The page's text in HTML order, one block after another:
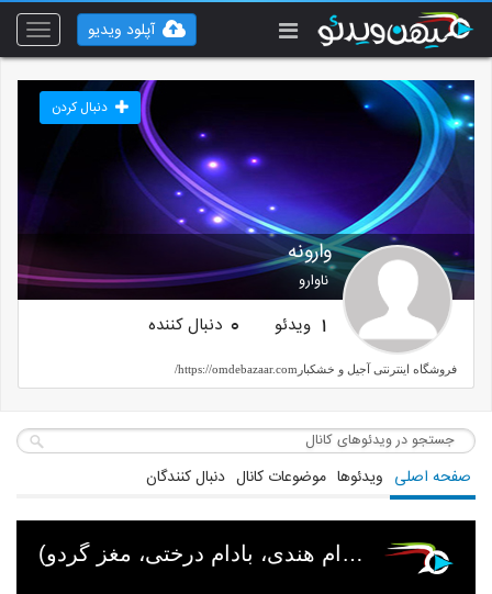
Toggle
آپلود ویدیو
وارونه
ناوارو
دنبال کردن
1 ویدئو 0 دنبال کننده
فروشگاه اینترنتی آجیل و خشکبارhttps://omdebazaar.com/
صفحه اصلی ویدئوها موضوعات کانال دنبال کنندگان
نحوه برشته کردن مغز های آجیل (بادام هندی، بادام درختی، مغز گردو)